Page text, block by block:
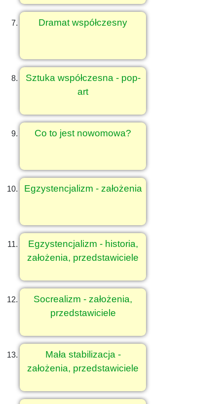
Dramat współczesny
Sztuka współczesna - pop-
art
Co to jest nowomowa?
Egzystencjalizm - założenia
Egzystencjalizm - historia,
założenia, przedstawiciele
Socrealizm - założenia,
przedstawiciele
Mała stabilizacja -
założenia, przedstawiciele